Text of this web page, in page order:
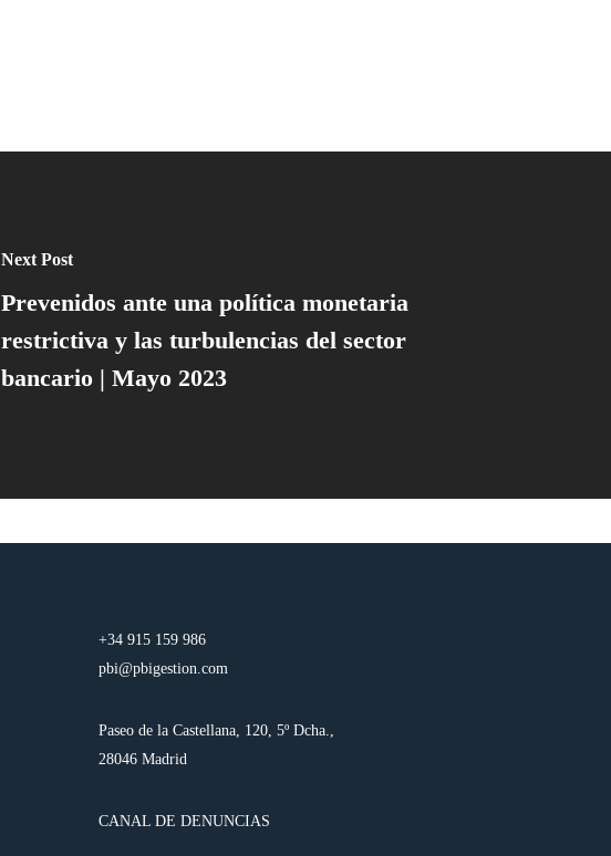
Next Post
Prevenidos ante una política monetaria
restrictiva y las turbulencias del sector
bancario | Mayo 2023
+34 915 159 986
pbi@pbigestion.com
Paseo de la Castellana, 120, 5º Dcha.,
28046 Madrid
CANAL DE DENUNCIAS